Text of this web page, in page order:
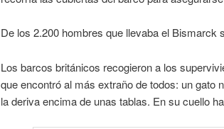
De los 2.200 hombres que llevaba el Bismarck
Los barcos británicos recogieron a los
que encontró al más extraño de todos: un gato
la deriva encima de unas tablas. En su cuello